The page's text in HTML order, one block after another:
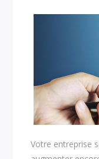
Votre entreprise